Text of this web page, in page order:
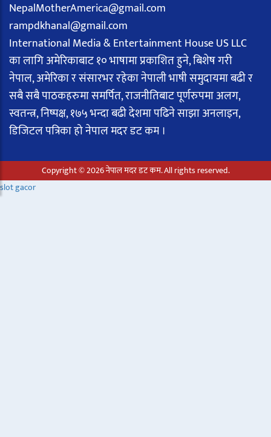
NepalMotherAmerica@gmail.com
rampdkhanal@gmail.com
International Media & Entertainment House US LLC
का लागि अमेरिकाबाट १० भाषामा प्रकाशित हुने, बिशेष गरी
नेपाल, अमेरिका र संसारभर रहेका नेपाली भाषी समुदायमा बढी र
सबै सबै पाठकहरुमा समर्पित, राजनीतिबाट पूर्णरुपमा अलग,
स्वतन्त्र, निष्पक्ष, १७५ भन्दा बढी देशमा पढिने साझा अनलाइन,
डिजिटल पत्रिका हो नेपाल मदर डट कम ।
Copyright © 2026 नेपाल मदर डट कम. All rights reserved.
slot gacor